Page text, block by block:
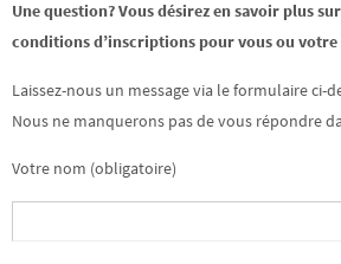
Une question? Vous désirez en savoir plus
conditions d’inscriptions pour vous ou votre
Laissez-nous un message via le formulaire ci-
Nous ne manquerons pas de vous répondre
Votre nom (obligatoire)